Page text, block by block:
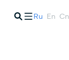
Ru En Cn